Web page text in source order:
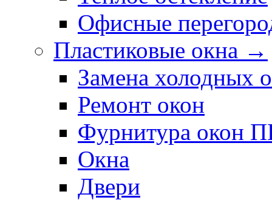
Офисные
Пластиковые окна →
Замена холодных
Ремонт окон
Фурнитура окон
Окна
Двери